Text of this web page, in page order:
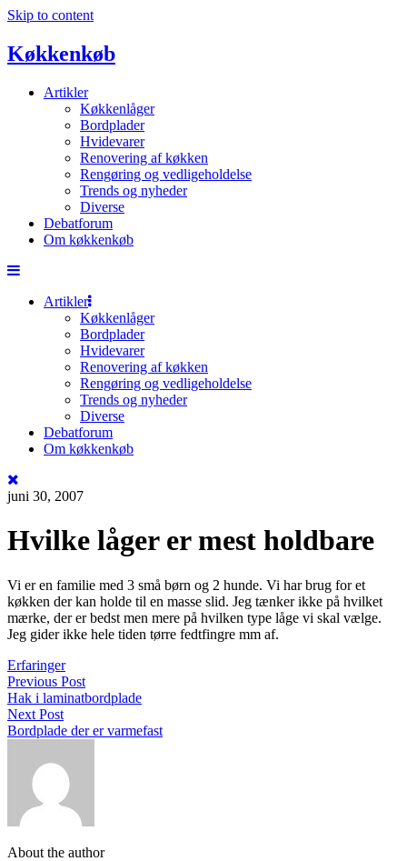
Skip to content
Køkkenkøb
Artikler
Køkkenlåger
Bordplader
Hvidevarer
Renovering af køkken
Rengøring og vedligeholdelse
Trends og nyheder
Diverse
Debatforum
Om køkkenkøb
Artikler
Køkkenlåger
Bordplader
Hvidevarer
Renovering af køkken
Rengøring og vedligeholdelse
Trends og nyheder
Diverse
Debatforum
Om køkkenkøb
juni 30, 2007
Hvilke låger er mest holdbare
Vi er en familie med 3 små børn og 2 hunde. Vi har brug for et
køkken der kan holde til en masse slid. Jeg tænker ikke på hvilket
mærke, der er bedst men mere på hvilken type låge vi skal vælge.
Jeg gider ikke hele tiden tørre fedtfingre mm af.
Erfaringer
Previous Post
Hak i laminatbordplade
Next Post
Bordplade der er varmefast
About the author